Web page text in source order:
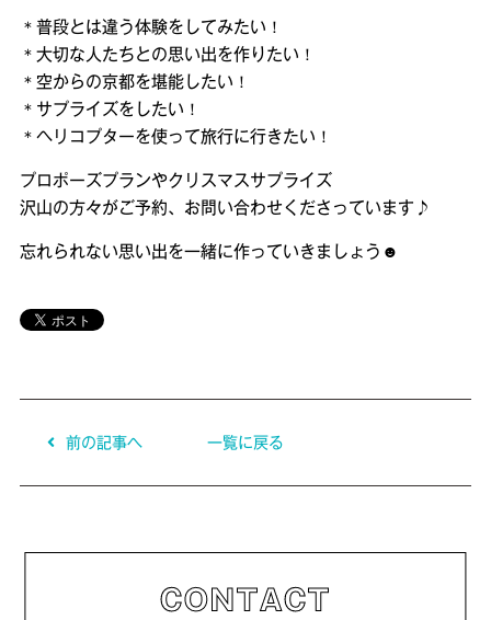
＊普段とは違う体験をしてみたい！
＊大切な人たちとの思い出を作りたい！
＊空からの京都を堪能したい！
＊サプライズをしたい！
＊ヘリコプターを使って旅行に行きたい！
プロポーズプランやクリスマスサプライズ
沢山の方々がご予約、お問い合わせくださっています♪
忘れられない思い出を一緒に作っていきましょう☻
前の記事へ 一覧に戻る
CONTACT